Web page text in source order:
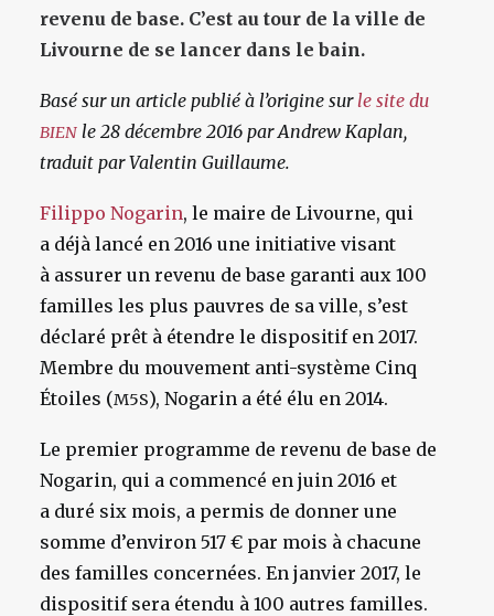
revenu de base. C’est au tour de la ville de
Livourne de se lancer dans le bain.
Basé sur un article publié à l’origine surle site du
BIEN le 28 décembre 2016 par Andrew Kaplan,
traduit par Valentin Guillaume.
Filippo Nogarin, le maire de Livourne, qui
a déjà lancé en 2016 une initiative visant
à assurer un revenu de base garanti aux 100
familles les plus pauvres de sa ville, s’est
déclaré prêt à étendre le dispositif en 2017.
Membre du mouvement anti-système Cinq
Étoiles (M5S), Nogarin a été élu en 2014.
Le premier programme de revenu de base de
Nogarin, qui a commencé en juin 2016 et
a duré six mois, a permis de donner une
somme d’environ 517 € par mois à chacune
des familles concernées. En janvier 2017, le
dispositif sera étendu à 100 autres familles.